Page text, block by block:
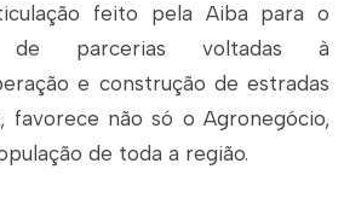
feito pela Aiba para o
de parcerias voltadas à
e construção de estradas
favorece não só o Agronegócio,
de toda a região.